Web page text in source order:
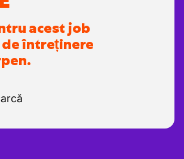
acest job
de întreținere